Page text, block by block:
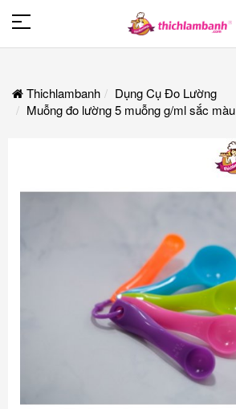
Thichlambanh
Dụng Cụ Đo Lường
Muỗng đo lường 5 muỗng g/ml sắc màu